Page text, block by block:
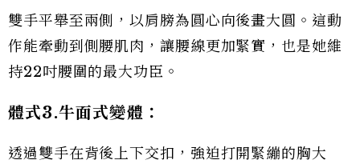
雙手平舉至兩側，以肩膀為圓心向後畫大圓。這動
作能牽動到側腰肌肉，讓腰線更加緊實，也是她維
持22吋腰圍的最大功臣。
體式3.牛面式變體：
透過雙手在背後上下交扣，強迫打開緊繃的胸大